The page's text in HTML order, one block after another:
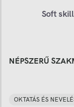
Soft skill
NÉPSZERŰ
OKTATÁS ÉS